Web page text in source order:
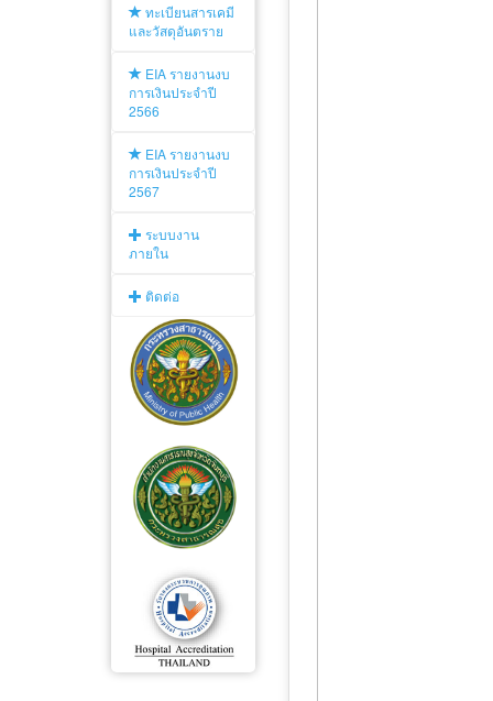
ทะเบียนสารเคมี
และวัสดุอันตราย
EIA รายงานงบ
การเงินประจำปี
2566
EIA รายงานงบ
การเงินประจำปี
2567
ระบบงาน
ภายใน
ติดต่อ